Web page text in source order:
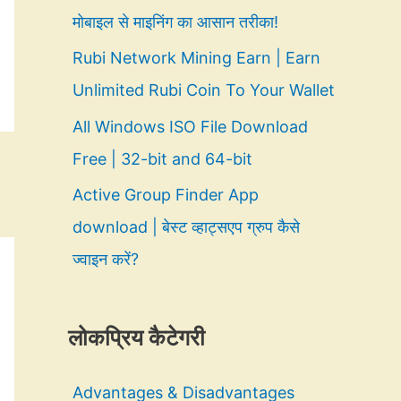
मोबाइल से माइनिंग का आसान तरीका!
Rubi Network Mining Earn | Earn
Unlimited Rubi Coin To Your Wallet
All Windows ISO File Download
Free | 32-bit and 64-bit
Active Group Finder App
download | बेस्ट व्हाट्सएप ग्रुप कैसे
ज्वाइन करें?
लोकप्रिय कैटेगरी
Advantages & Disadvantages